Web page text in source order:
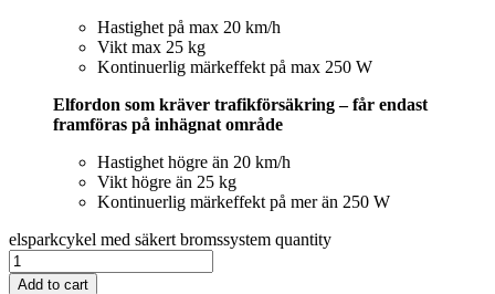
Hastighet på max 20 km/h
Vikt max 25 kg
Kontinuerlig märkeffekt på max 250 W
Elfordon som kräver trafikförsäkring – får endast
framföras på inhägnat område
Hastighet högre än 20 km/h
Vikt högre än 25 kg
Kontinuerlig märkeffekt på mer än 250 W
elsparkcykel med säkert bromssystem quantity
Add to cart